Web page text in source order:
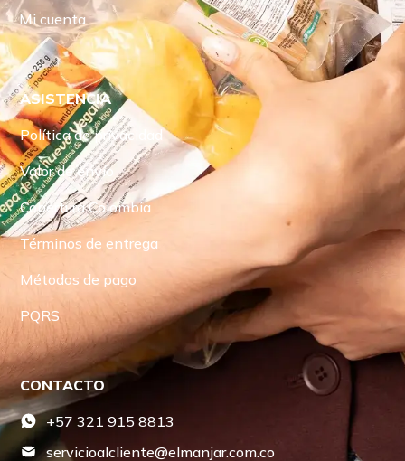
Mi cuenta
ASISTENCIA
Política de privacidad
Valor de envío
Cobertura Colombia
Términos de entrega
Métodos de pago
PQRS
CONTACTO
+57 321 915 8813
servicioalcliente@elmanjar.com.co